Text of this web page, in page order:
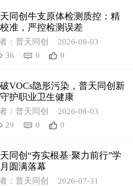
同创牛支原体检测质控：精
准，严控检测误差
：普天同创
2026-08-03
36
0 0
VOCs隐形污染，普天同创新
护职业卫生健康
：普天同创
2026-08-03
29
0 0
同创“夯实根基·聚力前行”学
圆满落幕
：普天同创
2026-07-31